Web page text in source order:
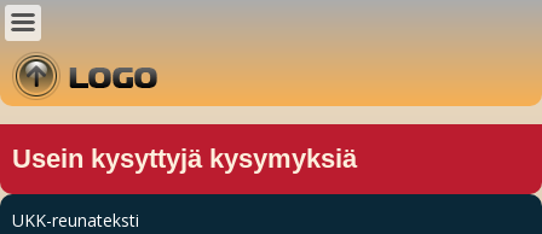
Usein kysyttyjä kysymyksiä
UKK-reunateksti